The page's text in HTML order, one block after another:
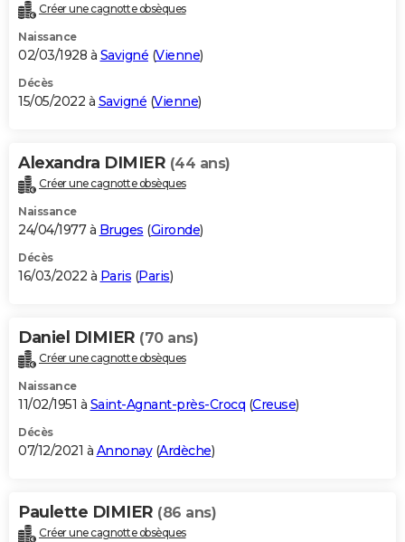
Créer une cagnotte obsèques
Naissance
02/03/1928 à Savigné (Vienne)
Décès
15/05/2022 à Savigné (Vienne)
Alexandra DIMIER (44 ans)
Créer une cagnotte obsèques
Naissance
24/04/1977 à Bruges (Gironde)
Décès
16/03/2022 à Paris (Paris)
Daniel DIMIER (70 ans)
Créer une cagnotte obsèques
Naissance
11/02/1951 à Saint-Agnant-près-Crocq (Creuse)
Décès
07/12/2021 à Annonay(Ardèche)
Paulette DIMIER (86 ans)
Créer une cagnotte obsèques